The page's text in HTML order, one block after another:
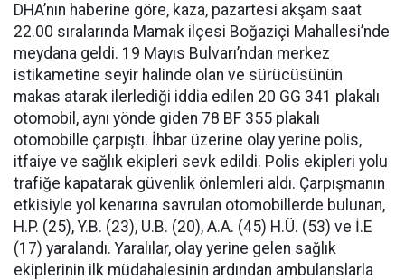
DHA’nın haberine göre, kaza, pazartesi akşam saat
22.00 sıralarında Mamak ilçesi Boğaziçi Mahallesi’nde
meydana geldi. 19 Mayıs Bulvarı’ndan merkez
istikametine seyir halinde olan ve sürücüsünün
makas atarak ilerlediği iddia edilen 20 GG 341 plakalı
otomobil, aynı yönde giden 78 BF 355 plakalı
otomobille çarpıştı. İhbar üzerine olay yerine polis,
itfaiye ve sağlık ekipleri sevk edildi. Polis ekipleri yolu
trafiğe kapatarak güvenlik önlemleri aldı. Çarpışmanın
etkisiyle yol kenarına savrulan otomobillerde bulunan,
H.P. (25), Y.B. (23), U.B. (20), A.A. (45) H.Ü. (53) ve İ.E
(17) yaralandı. Yaralılar, olay yerine gelen sağlık
ekiplerinin ilk müdahalesinin ardından ambulanslarla